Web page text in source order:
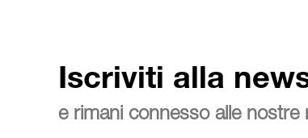
Iscriviti alla
e rimani connesso alle nostre